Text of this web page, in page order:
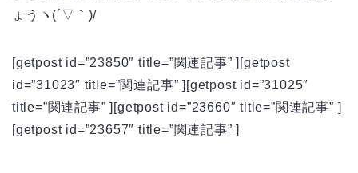
ょうヽ(´▽｀)/
[getpost id=”23850″ title=”関連記事” ][getpost
id=”31023″ title=”関連記事” ][getpost id=”31025″
title=”関連記事” ][getpost id=”23660″ title=”関連記事” ]
[getpost id=”23657″ title=”関連記事” ]